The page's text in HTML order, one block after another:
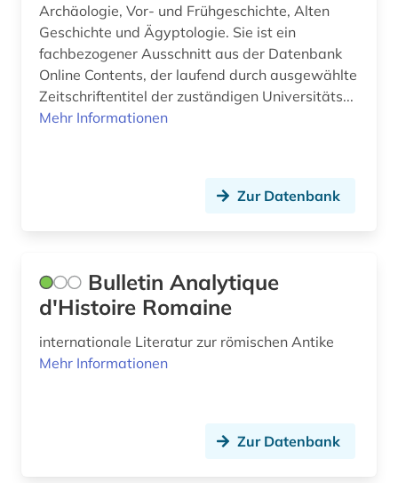
Archäologie, Vor- und Frühgeschichte, Alten
Geschichte und Ägyptologie. Sie ist ein
fachbezogener Ausschnitt aus der Datenbank
Online Contents, der laufend durch ausgewählte
Zeitschriftentitel der zuständigen Universitäts...
Mehr Informationen
Zur Datenbank
Bulletin Analytique
d'Histoire Romaine
internationale Literatur zur römischen Antike
Mehr Informationen
Zur Datenbank